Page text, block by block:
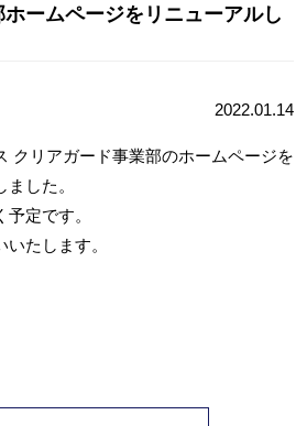
ームページをリニューアルし
2022.01.14
クリアガード事業部のホームページを
した。
定です。
たします。